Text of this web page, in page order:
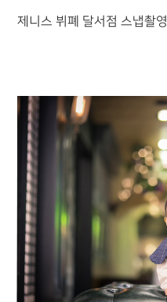
제니스 뷔폐 달서점 스냅촬영